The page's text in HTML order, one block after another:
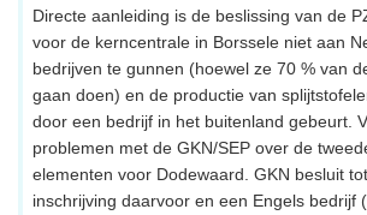
Directe aanleiding is de beslissing van de
voor de kerncentrale in Borssele niet aan
bedrijven te gunnen (hoewel ze 70 % van
gaan doen) en de productie van
door een bedrijf in het buitenland gebeurt.
problemen met de GKN/SEP over de
elementen voor Dodewaard. GKN besluit
inschrijving daarvoor en een Engels bedrijf